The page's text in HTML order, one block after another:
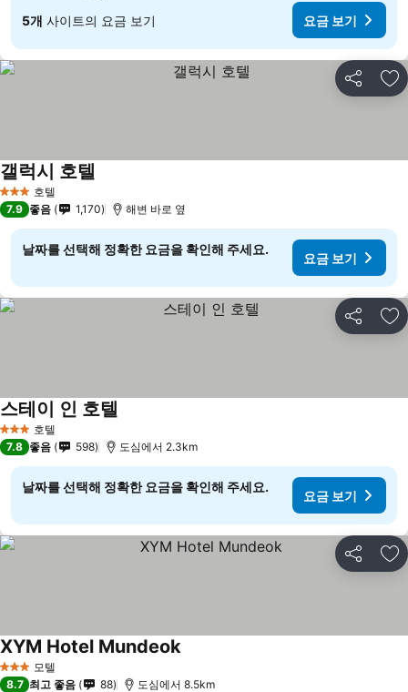
5개 사이트의 요금 보기 요금 보기
공유 즐
3 성급 호텔
갤럭시 호텔
7.9 좋음 1,170 해변 바로 옆
날짜를 선택해 정확한 요금을 확인해 주세요.
요금 보기
공유 즐
3 성급 호텔
스테이 인 호텔
7.8 좋음 598 도심에서 2.3km
날짜를 선택해 정확한 요금을 확인해 주세요.
요금 보기
공유 즐
3 성급 모텔
XYM Hotel Mundeok
8.7 최고 좋음 88 도심에서 8.5km